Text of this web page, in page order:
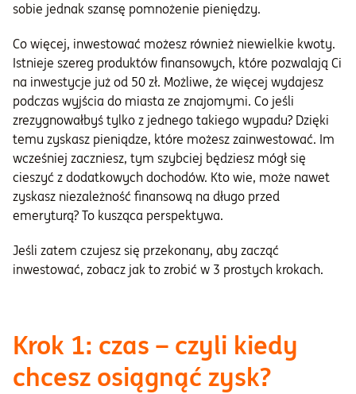
sobie jednak szansę pomnożenie pieniędzy.
Co więcej, inwestować możesz również niewielkie kwoty.
Istnieje szereg produktów finansowych, które pozwalają Ci
na inwestycje już od 50 zł. Możliwe, że więcej wydajesz
podczas wyjścia do miasta ze znajomymi. Co jeśli
zrezygnowałbyś tylko z jednego takiego wypadu? Dzięki
temu zyskasz pieniądze, które możesz zainwestować. Im
wcześniej zaczniesz, tym szybciej będziesz mógł się
cieszyć z dodatkowych dochodów. Kto wie, może nawet
zyskasz niezależność finansową na długo przed
emeryturą? To kusząca perspektywa.
Jeśli zatem czujesz się przekonany, aby zacząć
inwestować, zobacz jak to zrobić w 3 prostych krokach.
Krok 1: czas – czyli kiedy
chcesz osiągnąć zysk?